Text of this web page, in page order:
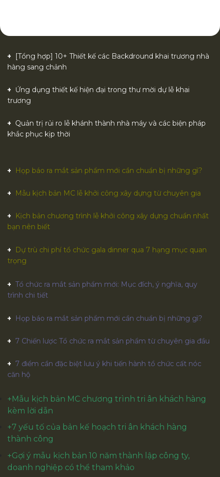
[Tổng hợp] 10+ Thiết kế các Backdround khai trương nhà
hàng sang chảnh
Ứng dụng thiết kế hiện đại trong thư mời dự lễ khai
trương
Quản trị rủi ro lễ khánh thành nhà máy và các biện pháp
khắc phục kịp thời
Họp báo ra mắt sản phẩm mới cần chuẩn bị những gì?
Mẫu kịch bản MC lễ khởi công xây dựng từ chuyên gia
Kịch bản chương trình lễ khởi công xây dựng chuẩn nhất
bạn nên biết
Dự trù chi phí tổ chức gala dinner qua 7 hạng mục quan
trọng
Tổ chức ra mắt sản phẩm mới: Mục đích, ý nghĩa, quy
trình chi tiết
Họp báo ra mắt sản phẩm mới cần chuẩn bị những gì?
7 Chiến lược Tổ chức ra mắt sản phẩm từ chuyên gia đầu
7 điểm cần đặc biệt lưu ý khi tiến hành tổ chức cất nóc
căn hộ
+Mẫu kịch bản MC chương trình tri ân khách hàng
kèm lời dẫn
+7 yếu tố của bản kế hoạch tri ân khách hàng
thành công
+Gợi ý mẫu kịch bản 10 năm thành lập công ty,
doanh nghiệp có thể tham khảo